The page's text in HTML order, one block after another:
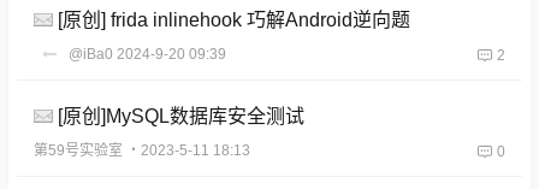
[原创] frida inlinehook 巧解Android逆向题
@iBa0 2024-9-20 09:39 2
[原创]MySQL数据库安全测试
第59号实验室 ・2023-5-11 18:13 0